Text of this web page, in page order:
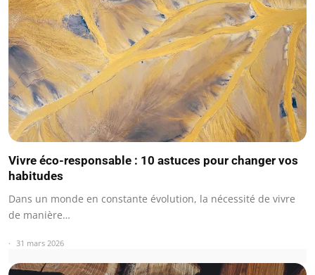
Vivre éco-responsable : 10 astuces pour changer vos
habitudes
Dans un monde en constante évolution, la nécessité de vivre
de manière…
31 mars 2026